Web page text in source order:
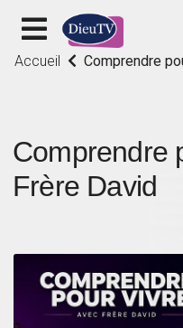
Accueil Comprendre
Comprendre
Frère David